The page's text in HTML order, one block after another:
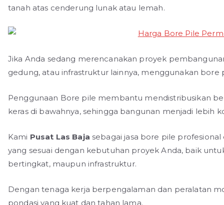
tanah atas cenderung lunak atau lemah.
Jika Anda sedang merencanakan proyek
gedung, atau infrastruktur lainnya, menggunakan
Penggunaan Bore pile membantu mendistribusikan
keras di bawahnya, sehingga bangunan menjadi lebih
Kami Pusat Las Baja sebagai jasa bore pile
yang sesuai dengan kebutuhan proyek Anda, baik
bertingkat, maupun infrastruktur.
Dengan tenaga kerja berpengalaman dan peralatan
pondasi yang kuat dan tahan lama.